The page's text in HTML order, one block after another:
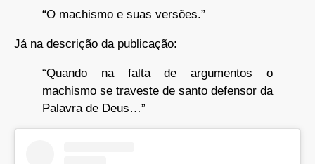
“O machismo e suas versões.”
Já na descrição da publicação:
“Quando na falta de argumentos o
machismo se traveste de santo defensor da
Palavra de Deus…”